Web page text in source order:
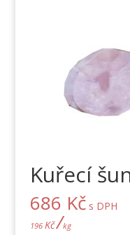
Kuřecí
686 Kč s DPH
196 Kč/kg